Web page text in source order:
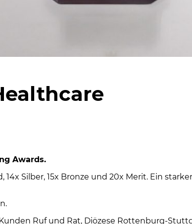
Awards.
Silber, 15x Bronze und 20x Merit. Ein starker
Ruf und Rat, Diözese Rottenburg-